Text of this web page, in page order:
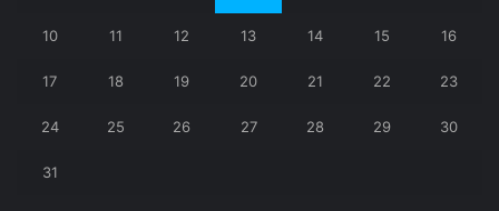
10 11 12 13 14 15 16
17 18 19 20 21 22 23
24 25 26 27 28 29 30
31